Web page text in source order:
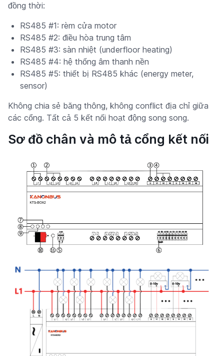
đồng thời:
RS485 #1: rèm cửa motor
RS485 #2: điều hòa trung tâm
RS485 #3: sàn nhiệt (underfloor heating)
RS485 #4: hệ thống âm thanh nền
RS485 #5: thiết bị RS485 khác (energy meter,
sensor)
Không chia sẻ băng thông, không conflict địa chỉ giữa
các cổng. Tất cả 5 kết nối hoạt động song song.
Sơ đồ chân và mô tả cổng kết nối